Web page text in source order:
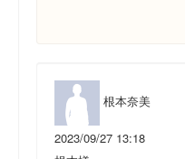
根本奈美
2023/09/27 13:18